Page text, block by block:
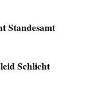
Standesamt
Schlicht